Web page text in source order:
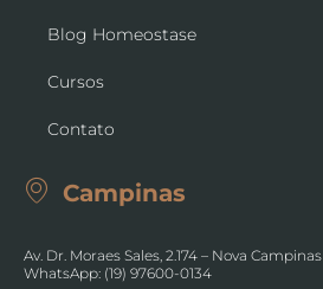
Blog Homeostase
Cursos
Contato
Campinas
Av. Dr. Moraes Sales, 2.174 – Nova Campinas
WhatsApp: (19) 97600-0134